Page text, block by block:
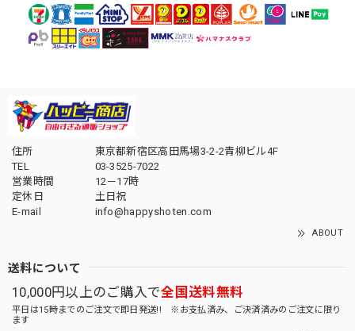
住所
東京都新宿区高田馬場3-2-2青柳ビル4F
TEL
03-3525-7022
営業時間
12－17時
定休日
土日祝
E-mail
info@happyshoten.com
ABOUT
送料について
10,000円以上のご購入で全国送料無料
平日は15時までのご注文で即日発送!! ※お支払済み、ご決済済みのご注文に限り
ます